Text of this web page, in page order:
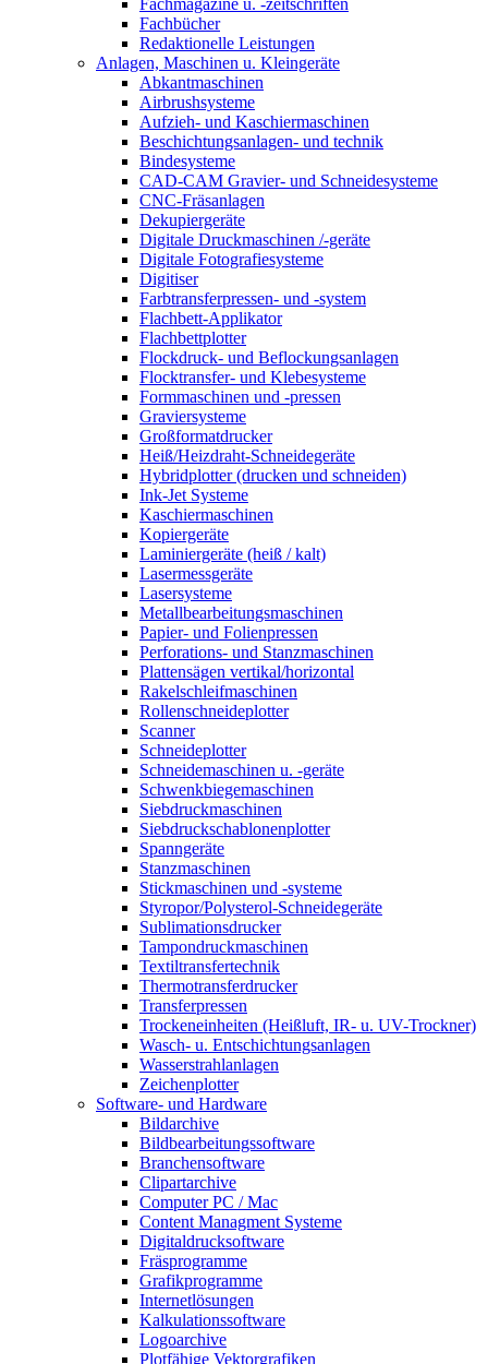
Fachmagazine u. -zeitschriften
Fachbücher
Redaktionelle Leistungen
Anlagen, Maschinen u. Kleingeräte
Abkantmaschinen
Airbrushsysteme
Aufzieh- und Kaschiermaschinen
Beschichtungsanlagen- und technik
Bindesysteme
CAD-CAM Gravier- und Schneidesysteme
CNC-Fräsanlagen
Dekupiergeräte
Digitale Druckmaschinen /-geräte
Digitale Fotografiesysteme
Digitiser
Farbtransferpressen- und -system
Flachbett-Applikator
Flachbettplotter
Flockdruck- und Beflockungsanlagen
Flocktransfer- und Klebesysteme
Formmaschinen und -pressen
Graviersysteme
Großformatdrucker
Heiß/Heizdraht-Schneidegeräte
Hybridplotter (drucken und schneiden)
Ink-Jet Systeme
Kaschiermaschinen
Kopiergeräte
Laminiergeräte (heiß / kalt)
Lasermessgeräte
Lasersysteme
Metallbearbeitungsmaschinen
Papier- und Folienpressen
Perforations- und Stanzmaschinen
Plattensägen vertikal/horizontal
Rakelschleifmaschinen
Rollenschneideplotter
Scanner
Schneideplotter
Schneidemaschinen u. -geräte
Schwenkbiegemaschinen
Siebdruckmaschinen
Siebdruckschablonenplotter
Spanngeräte
Stanzmaschinen
Stickmaschinen und -systeme
Styropor/Polysterol-Schneidegeräte
Sublimationsdrucker
Tampondruckmaschinen
Textiltransfertechnik
Thermotransferdrucker
Transferpressen
Trockeneinheiten (Heißluft, IR- u. UV-Trockner)
Wasch- u. Entschichtungsanlagen
Wasserstrahlanlagen
Zeichenplotter
Software- und Hardware
Bildarchive
Bildbearbeitungssoftware
Branchensoftware
Clipartarchive
Computer PC / Mac
Content Managment Systeme
Digitaldrucksoftware
Fräsprogramme
Grafikprogramme
Internetlösungen
Kalkulationssoftware
Logoarchive
Plotfähige Vektorgrafiken